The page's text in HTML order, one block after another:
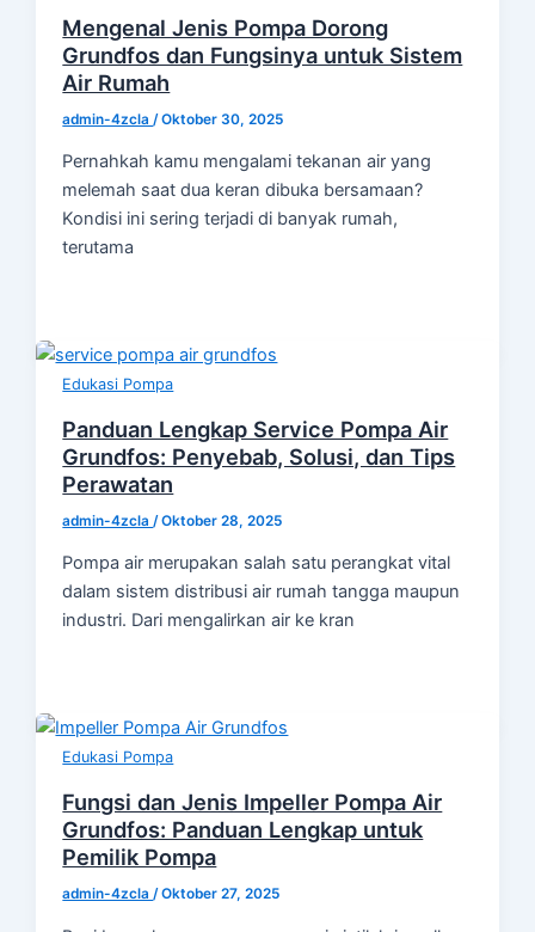
Mengenal Jenis Pompa Dorong
Grundfos dan Fungsinya untuk Sistem
Air Rumah
admin-4zcla /Oktober 30, 2025
Pernahkah kamu mengalami tekanan air yang
melemah saat dua keran dibuka bersamaan?
Kondisi ini sering terjadi di banyak rumah,
terutama
Edukasi Pompa
Panduan Lengkap Service Pompa Air
Grundfos: Penyebab, Solusi, dan Tips
Perawatan
admin-4zcla/Oktober 28, 2025
Pompa air merupakan salah satu perangkat vital
dalam sistem distribusi air rumah tangga maupun
industri. Dari mengalirkan air ke kran
Edukasi Pompa
Fungsi dan Jenis Impeller Pompa Air
Grundfos: Panduan Lengkap untuk
Pemilik Pompa
admin-4zcla/Oktober 27, 2025